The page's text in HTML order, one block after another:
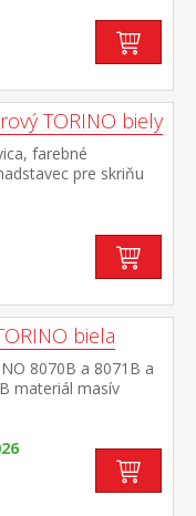
vhodná ako výsuvná
8085B
TORINO biely
farebné
pre skriňu
biela
8070B a 8071B a
materiál masív
biely
police knižnica
zásuvky s kovovými
dvoje čiastočne
police rozmer knižnice